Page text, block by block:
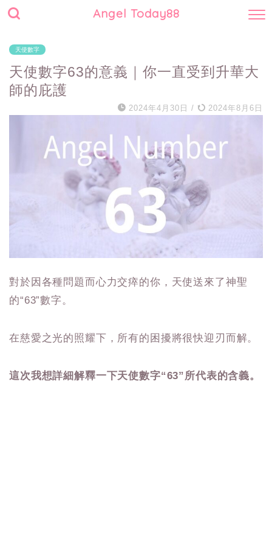
Angel Today88
天使數字
天使數字63的意義｜你一直受到升華大
師的庇護
2024年4月30日 / 2024年8月6日
對於因各種問題而心力交瘁的你，天使送來了神聖
的“63”數字。
在慈愛之光的照耀下，所有的困擾將很快迎刃而解。
這次我想詳細解釋一下天使數字“63”所代表的含義。